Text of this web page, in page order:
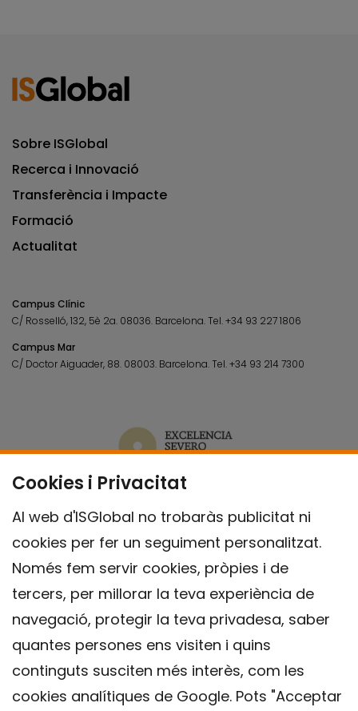
Cookies i Privacitat
Al web d'ISGlobal no trobaràs publicitat ni
cookies per fer un seguiment personalitzat.
Només fem servir cookies, pròpies i de
tercers, per millorar la teva experiència de
navegació, protegir la teva privadesa, saber
quantes persones ens visiten i quins
continguts susciten més interès, com les
cookies analítiques de Google. Pots "Acceptar
Sobre ISGlobal
Recerca i Innovació
Transferència i Impacte
Formació
Actualitat
Campus Clínic
C/ Rosselló, 132, 5è 2a. 08036. Barcelona.Tel.+34 93 227 1806
Campus Mar
C/ Doctor Aiguader, 88. 08003. Barcelona.Tel.+34 93 214 7300